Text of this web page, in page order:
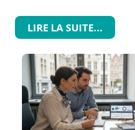
LIRE LA SUITE...